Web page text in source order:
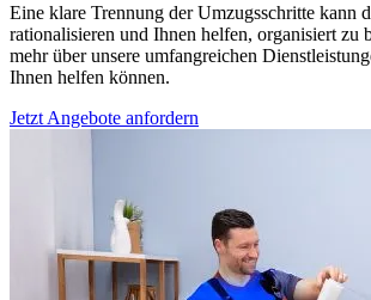
Eine klare Trennung der Umzugsschritte kann
rationalisieren und Ihnen helfen, organisiert zu
mehr über unsere umfangreichen
Ihnen helfen können.
Jetzt Angebote anfordern